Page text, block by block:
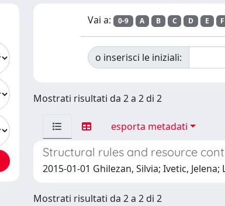
Vai a: 0-9 A B C D E F
o inserisci le iniziali:
Mostrati risultati da 2 a 2 di 2
esporta metadati
Structural rules and resource
2015-01-01 Ghilezan, Silvia; Ivetic,
Mostrati risultati da 2 a 2 di 2